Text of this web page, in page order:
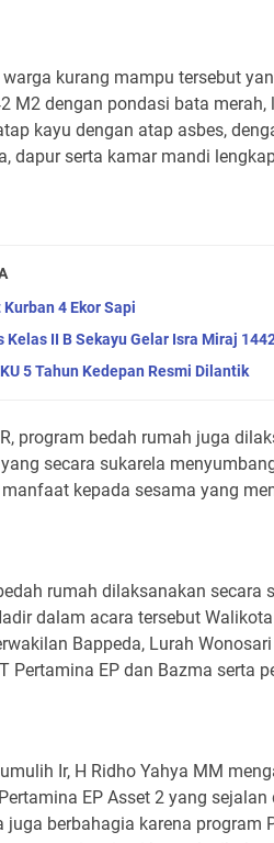
warga kurang mampu tersebut
M2 dengan pondasi bata
kayu dengan atap asbes,
dapur serta kamar mandi
Kurban 4 Ekor Sapi
Kelas II B Sekayu Gelar Isra Miraj
5 Tahun Kedepan Resmi Dilantik
program bedah rumah juga
secara sukarela
kepada sesama yang
rumah dilaksanakan secara
dalam acara tersebut
Bappeda, Lurah
Pertamina EP dan Bazma serta
Ir, H Ridho Yahya MM
EP Asset 2 yang
juga berbahagia karena program